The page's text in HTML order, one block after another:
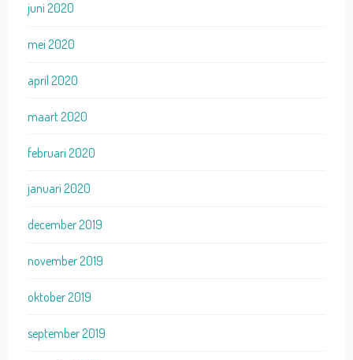
juni 2020
mei 2020
april 2020
maart 2020
februari 2020
januari 2020
december 2019
november 2019
oktober 2019
september 2019